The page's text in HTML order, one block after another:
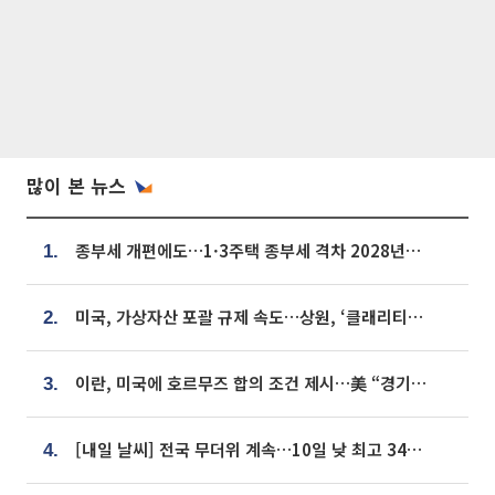
많이 본 뉴스
1. 종부세 개편에도…1·3주택 종부세 격차 2028년부터 확대
2. 미국, 가상자산 포괄 규제 속도…상원, ‘클래리티법’ 9월 절차투표 추진
3. 이란, 미국에 호르무즈 합의 조건 제시…美 “경기 아직 안 끝나” [종합]
4. [내일 날씨] 전국 무더위 계속…10일 낮 최고 34도 육박